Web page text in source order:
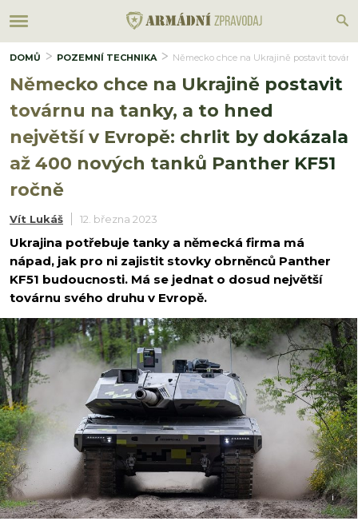
DOMŮ POZEMNÍ TECHNIKA Německo chce na Ukrajině postavit
Německo chce na Ukrajině postavit
továrnu na tanky, a to hned
největší v Evropě: chrlit by dokázala
až 400 nových tanků Panther KF51
ročně
Vít Lukáš 12. března 2023
Ukrajina potřebuje tanky a německá firma má
nápad, jak pro ni zajistit stovky obrněnců Panther
KF51 budoucnosti. Má se jednat o dosud největší
továrnu svého druhu v Evropě.
i